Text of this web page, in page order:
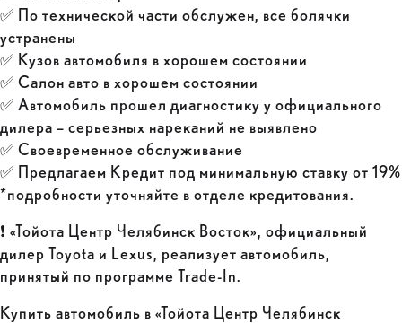
✅ По технической части обслужен, все болячки
устранены
✅ Кузов автомобиля в хорошем состоянии
✅ Салон авто в хорошем состоянии
✅ Автомобиль прошел диагностику у официального
дилера – серьезных нареканий не выявлено
✅ Своевременное обслуживание
✅ Предлагаем Кредит под минимальную ставку от 19%
*подробности уточняйте в отделе кредитования.
❗ «Тойота Центр Челябинск Восток», официальный
дилер Toyota и Lexus, реализует автомобиль,
принятый по программе Trade-In.
Купить автомобиль в «Тойота Центр Челябинск